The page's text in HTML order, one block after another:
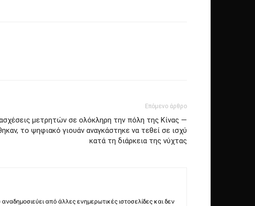
Επόμενο άρθρο
μετρητών σε ολόκληρη την πόλη της Κίνας —
το ψηφιακό γιουάν αναγκάστηκε να τεθεί σε ισχύ
κατά τη διάρκεια της νύχτας
από άλλες ενημερωτικές ιστοσελίδες και δεν